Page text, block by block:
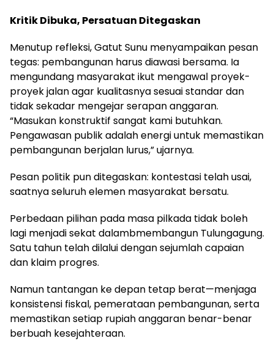
Kritik Dibuka, Persatuan Ditegaskan
Menutup refleksi, Gatut Sunu menyampaikan pesan
tegas: pembangunan harus diawasi bersama. Ia
mengundang masyarakat ikut mengawal proyek-
proyek jalan agar kualitasnya sesuai standar dan
tidak sekadar mengejar serapan anggaran.
“Masukan konstruktif sangat kami butuhkan.
Pengawasan publik adalah energi untuk memastikan
pembangunan berjalan lurus,” ujarnya.
Pesan politik pun ditegaskan: kontestasi telah usai,
saatnya seluruh elemen masyarakat bersatu.
Perbedaan pilihan pada masa pilkada tidak boleh
lagi menjadi sekat dalambmembangun Tulungagung.
Satu tahun telah dilalui dengan sejumlah capaian
dan klaim progres.
Namun tantangan ke depan tetap berat—menjaga
konsistensi fiskal, pemerataan pembangunan, serta
memastikan setiap rupiah anggaran benar-benar
berbuah kesejahteraan.